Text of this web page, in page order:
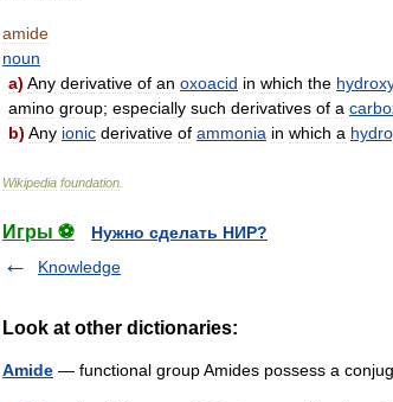
amide
noun
a) Any derivative of an oxoacid in which the
amino group; especially such derivatives of a
b) Any ionic derivative of ammonia in which a
Wikipedia foundation
Игры ⚽
Нужно сделать НИР?
Knowledge
Look at other dictionaries:
Amide — functional group Amides possess a